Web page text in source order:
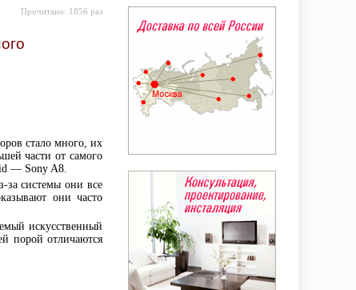
Прочитано: 1856 раз
стало много, их
части от самого
— Sony A8.
за системы они все
они часто
искусственный
порой отличаются